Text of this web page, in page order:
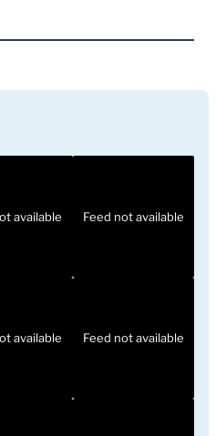
available Feed not available
available Feed not available